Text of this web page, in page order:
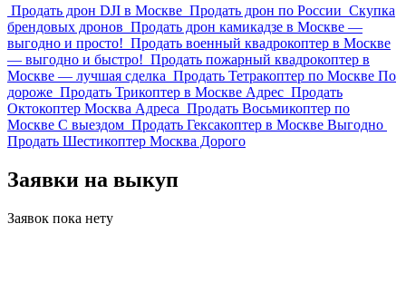
Продать дрон DJI в Москве Продать дрон по России Скупка
брендовых дронов Продать дрон камикадзе в Москве —
выгодно и просто! Продать военный квадрокоптер в Москве
— выгодно и быстро! Продать пожарный квадрокоптер в
Москве — лучшая сделка Продать Тетракоптер по Москве По
дороже Продать Трикоптер в Москве Адрес Продать
Октокоптер Москва Адреса Продать Восьмикоптер по
Москве С выездом Продать Гексакоптер в Москве Выгодно
Продать Шестикоптер Москва Дорого
Заявки на выкуп
Заявок пока нету